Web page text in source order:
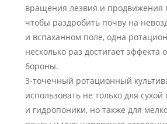
вращения лезвия и продвижения
чтобы раздробить почву на
и вспаханном поле, одна
несколько раз достигает эффекта
бороны.
3-точечный ротационный
использовать не только для
и гидропоники, но также для